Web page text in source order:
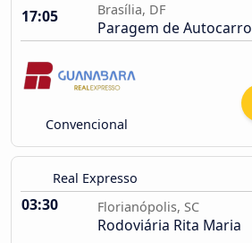
17:05
Brasília, DF
Paragem de Autocarro
Convencional
Real Expresso
03:30 Florianópolis, SC
Rodoviária Rita Maria